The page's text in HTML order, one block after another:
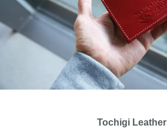
Tochigi Leather